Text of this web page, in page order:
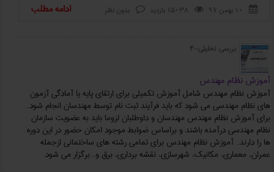
 ۱۰ بهمن ۹۷  15038 بازدید  بدون نظر ادامه مطلب
بررسی تحلیلی-4
آموزش نظام مهندس
آموزش نظام مهندس شامل آموزش تکمیلی برای ارتقای پایه یا آمادگی آزمون
های نظام مهندسی می شود که باید فرآیند ثبت نام توسط مهندسان انجام شود..
برای آموزش نظام مهندس مهندسان و داوطلبان لزوما باید به عضویت سازمان
نظام مهندسی درآمده باشند و براساس ضوابط موجود امکان حضور در این دوره
ها را دارند.. آموزش نظام مهندس برای تمامی رشته های ساختمانی ازجمله
عمران، معماری، مکانیک، شهرسازی، نقشه برداری، برق و...برگزار می شود.